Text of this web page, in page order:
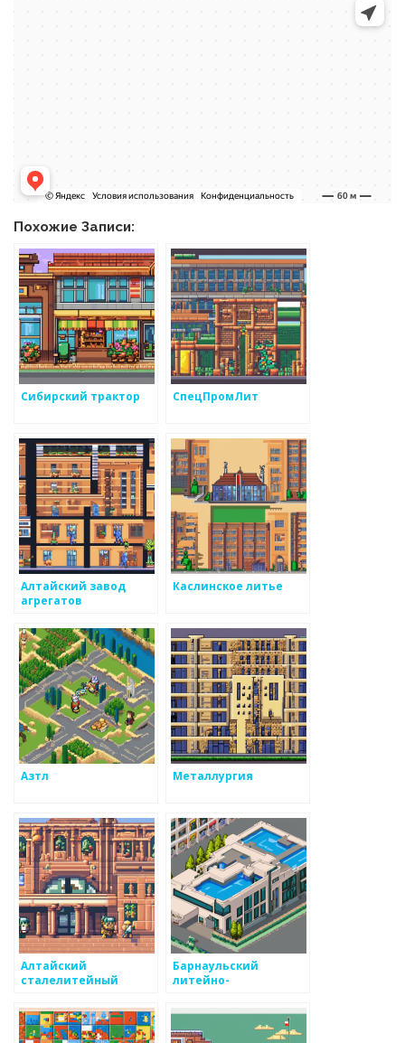
Похожие Записи:
Сибирский трактор СпецПромЛит
Алтайский завод
агрегатов
Каслинское литье
Азтл Металлургия
Алтайский
сталелитейный
Барнаульский
литейно-